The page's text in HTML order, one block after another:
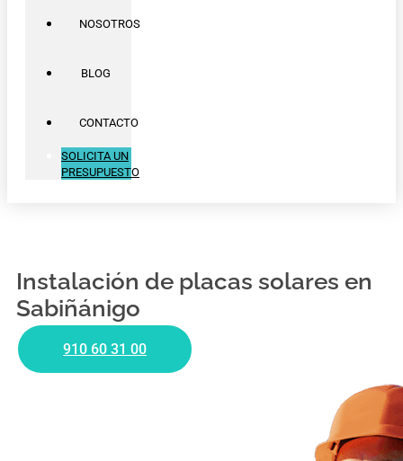
NOSOTROS
BLOG
CONTACTO
SOLICITA UN
PRESUPUESTO
Instalación de placas solares en
Sabiñánigo
910 60 31 00